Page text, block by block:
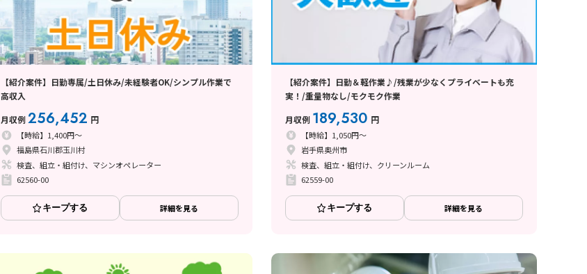
【紹介案件】日勤専属/土日休み/未経験者OK/シンプル作業で
高収入
月収例256,452 円
【時給】1,400円～
福島県石川郡玉川村
検査、組立・組付け、マシンオペレーター
62560-00
キープする 詳細を見る
【紹介案件】日勤＆軽作業♪/残業が少なくプライベートも充
実！/重量物なし/モクモク作業
月収例 189,530 円
【時給】1,050円～
岩手県奥州市
検査、組立・組付け、クリーンルーム
62559-00
キープする 詳細を見る